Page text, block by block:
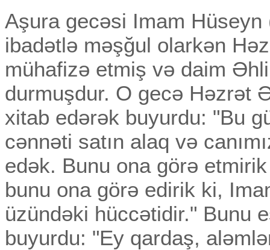
Aşura gecəsi Imam Hüseyn
ibadətlə məşğul olarkən
mühafizə etmiş və daim
durmuşdur. O gecə Həzrət
xitab edərək buyurdu: "Bu
cənnəti satın alaq və
edək. Bunu ona görə
bunu ona görə edirik ki,
üzündəki hüccətidir." Bunu
buyurdu: "Ey qardaş,